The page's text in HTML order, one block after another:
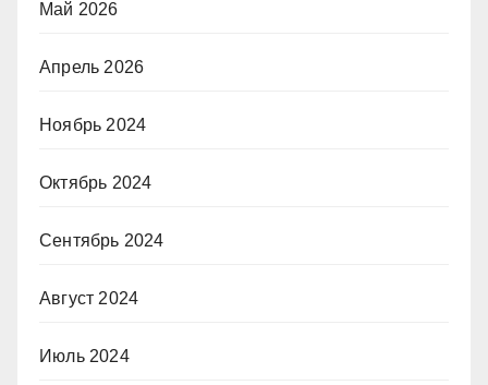
Май 2026
Апрель 2026
Ноябрь 2024
Октябрь 2024
Сентябрь 2024
Август 2024
Июль 2024